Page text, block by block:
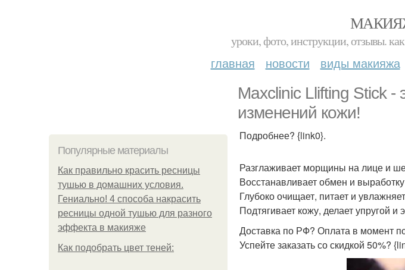
уроки, фото, инструкции, отзывы.
главная новости виды макияжа
Maxclinic Llifting Stick -
изменений кожи!
Популярные материалы
Как правильно красить ресницы
тушью в домашних условия.
Гениально! 4 способа накрасить
ресницы одной тушью для разного
эффекта в макияже
Как подобрать цвет теней:
Подробнее? {link0}.
Разглаживает морщины на лице и
Восстанавливает обмен и
Глубоко очищает, питает и
Подтягивает кожу, делает упругой и
Доставка по РФ? Оплата в момент
Успейте заказать со скидкой 50%?